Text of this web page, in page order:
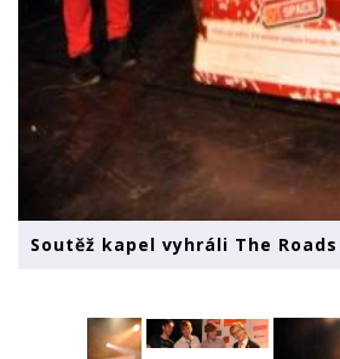
Soutěž kapel vyhráli The Roads